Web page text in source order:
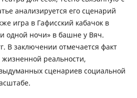
анализируется его сценарий
игра в Гафисский кабачок в
одной ночи» в башне у Вяч.
В заключении отмечается факт
реальности,
сценариев социальной